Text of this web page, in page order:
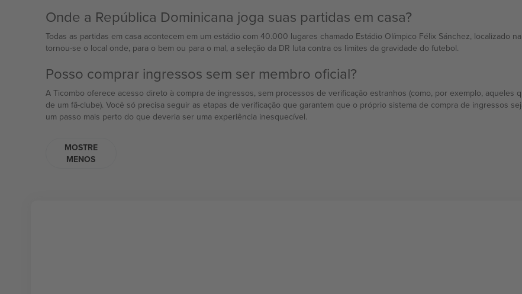
Onde a República Dominicana joga suas partidas em casa?
Todas as partidas em casa acontecem em um estádio com 40.000 lugares chamado Estádio Olímpico Félix Sánchez, localizado
tornou-se o local onde, para o bem ou para o mal, a seleção da DR luta contra os limites da gravidade do futebol.
Posso comprar ingressos sem ser membro oficial?
A Ticombo oferece acesso direto à compra de ingressos, sem processos de verificação estranhos (como, por exemplo, aqueles
de um fã-clube). Você só precisa seguir as etapas de verificação que garantem que o próprio sistema de compra de ingressos
um passo mais perto do que deveria ser uma experiência inesquecível.
MOSTRE
MENOS